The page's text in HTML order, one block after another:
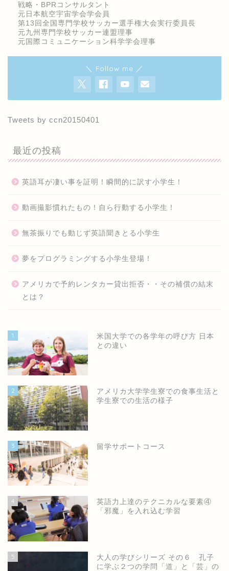
戦略・BPRコンサルタント
元日本航空宇宙学会学会員
第13回全国専門学校サッカー選手権大会実行委員長
元九州専門学校サッカー連盟理事
元国際コミュニケーション科学学会理事
＼ Follow me ／
Tweets by ccn20150401
最近の投稿
英語耳が凄い事を証明！瞬間的に訳す小学生！
動画撮影慣れたもの！自ら行動する小学生！
無茶振りでも動じず英語聞きとる小学生
夢をプログラミングする小学生登場！
アメリカで予約レンタカー貸出拒否・・その補償の結末
とは？
1
米国大学での各学年の呼び方 日本
との違い
2
アメリカ大学学生寮での食事生活と
学生寮での生活の様子
3 留学サポートコース
4
英語力上達のテクニカルな要素④
「邪魔」を入れ込む学習
5
大人の学びシリーズ その６ 孔子
に学ぶ２つの学問「道」と「芸」の